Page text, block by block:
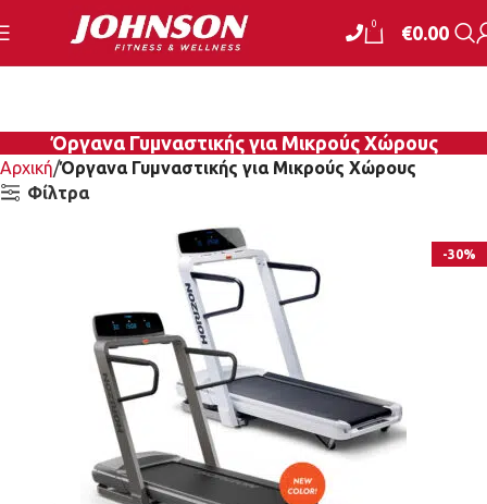
0 €0.00
Όργανα Γυμναστικής για Μικρούς Χώρους
Αρχική Όργανα Γυμναστικής για Μικρούς Χώρους
Φίλτρα
-30%